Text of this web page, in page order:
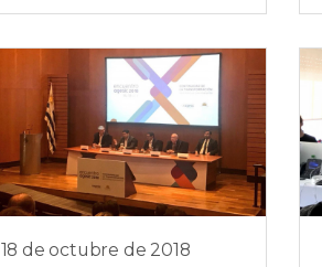
18 de octubre de 2018